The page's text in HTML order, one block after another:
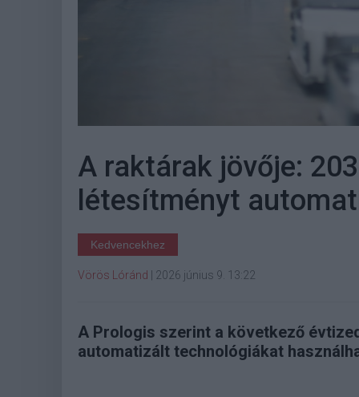
A raktárak jövője:
létesítményt
Kedvencekhez
Vörös Lóránd 2026 június 9. 13:22
A Prologis szerint a következő
automatizált technológiákat